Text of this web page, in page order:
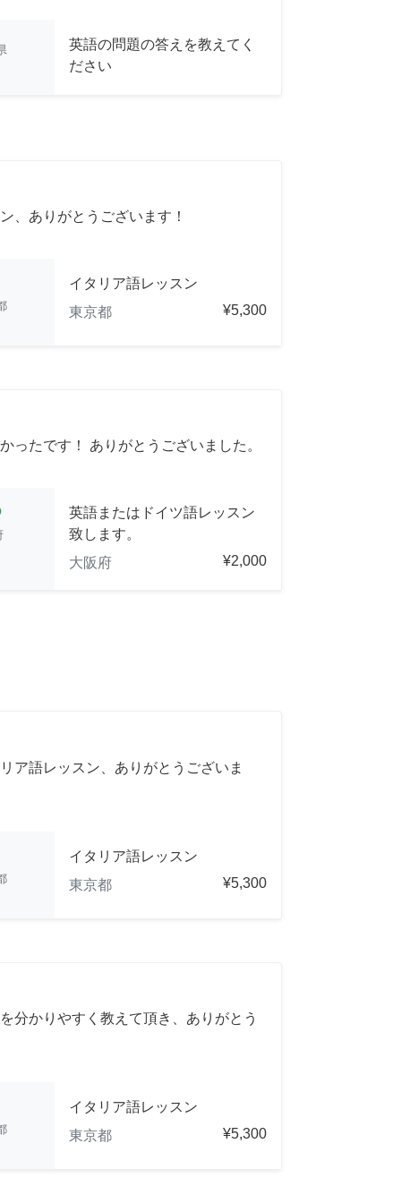
英語の問題の答えを教えてく
ださい
、ありがとうございます！
イタリア語レッスン
東京都
¥5,300
ったです！ ありがとうございました。
英語またはドイツ語レッスン
致します。
大阪府
¥2,000
ア語レッスン、ありがとうございま
イタリア語レッスン
東京都
¥5,300
分かりやすく教えて頂き、ありがとう
イタリア語レッスン
東京都
¥5,300